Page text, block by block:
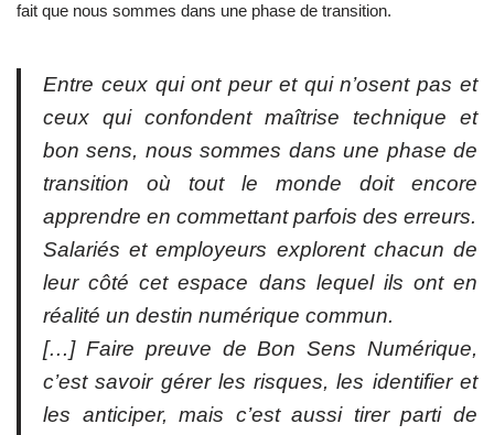
fait que nous sommes dans une phase de transition.
Entre ceux qui ont peur et qui n’osent pas et
ceux qui confondent maîtrise technique et
bon sens, nous sommes dans une phase de
transition où tout le monde doit encore
apprendre en commettant parfois des erreurs.
Salariés et employeurs explorent chacun de
leur côté cet espace dans lequel ils ont en
réalité un destin numérique commun.
[…] Faire preuve de Bon Sens Numérique,
c’est savoir gérer les risques, les identifier et
les anticiper, mais c’est aussi tirer parti de